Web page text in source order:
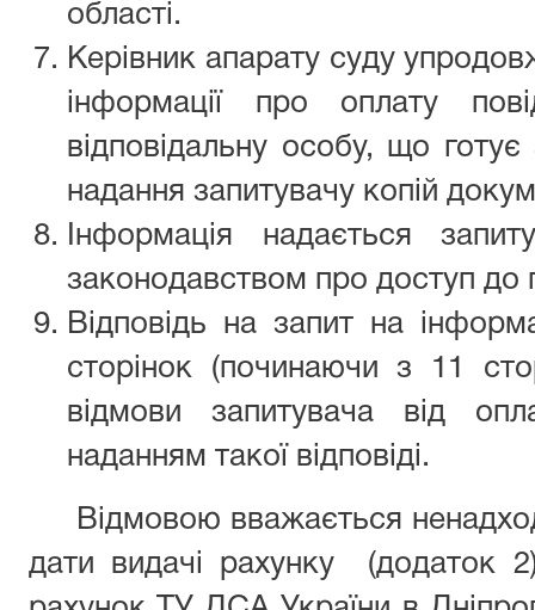
області.
Керівник апарату суду
інформації про оплату
відповідальну особу, що
надання запитувачу копій
Інформація надається
законодавством про доступ до
Відповідь на запит на
сторінок (починаючи з 11
відмови запитувача від
наданням
Відмовою вважається
дати видачі рахунку (додаток